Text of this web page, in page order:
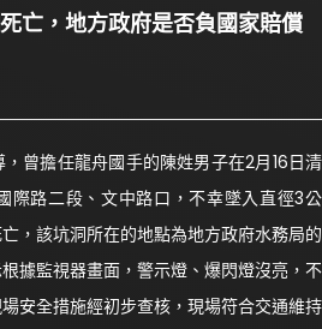
亡，地方政府是否負國家賠償
曾擔任龍舟國手的陳姓男子在2月16日清
際路二段、文中路口，不幸墜入直徑3公
，該坑洞所在的地點為地方政府水務局的
據監視器畫面，警示燈、爆閃燈沒亮，不
安全措施經初步查核，現場符合交通維持